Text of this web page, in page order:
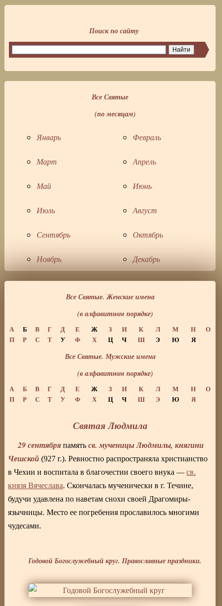
Все Святые
(по месяцам)
Январь Февраль
Март Апрель
Май Июнь
Июль Август
Сентябрь Октябрь
Ноябрь Декабрь
Все Святые. Женские имена
(в алфавитном порядке)
А Б В Г Д Е Ж З И К Л М Н
О
П
Р С Т У Ф Х Ц Ч Ш Э Ю Я
Все Святые. Мужские имена
(в алфавитном порядке)
А Б В Г Д Е Ж З И К Л М Н
О
П
Р С Т У Ф Х Ц Ч Ш Э Ю Я
Святая Людмила
29 сентября памятьсв. мученицы Людмилы, княгини
Чешской (927 г.). Ревностно распространяла христианство
в Чехии и воспитала в благочестии своего внука —св.
князя Вячеслава. Скончалась мученически в г. Течине,
будучи удавлена по наветам снохи своей Драгомиры-
язычницы. Место ее погребения прославилось многими
чудесами.
Годовой Богослужебный круг. Православные праздники.
Поиск по сайту